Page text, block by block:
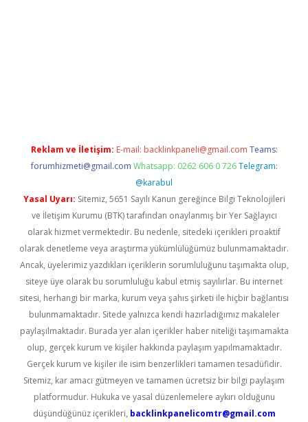
Reklam ve İletişim: E-mail: backlinkpaneli@gmail.com Teams:
forumhizmeti@gmail.com Whatsapp: 0262 606 0 726 Telegram:
@karabul
Yasal Uyarı: Sitemiz, 5651 Sayılı Kanun gereğince Bilgi Teknolojileri
ve İletişim Kurumu (BTK) tarafından onaylanmış bir Yer Sağlayıcı
olarak hizmet vermektedir. Bu nedenle, sitedeki içerikleri proaktif
olarak denetleme veya araştırma yükümlülüğümüz bulunmamaktadır.
Ancak, üyelerimiz yazdıkları içeriklerin sorumluluğunu taşımakta olup,
siteye üye olarak bu sorumluluğu kabul etmiş sayılırlar. Bu internet
sitesi, herhangi bir marka, kurum veya şahıs şirketi ile hiçbir bağlantısı
bulunmamaktadır. Sitede yalnızca kendi hazırladığımız makaleler
paylaşılmaktadır. Burada yer alan içerikler haber niteliği taşımamakta
olup, gerçek kurum ve kişiler hakkında paylaşım yapılmamaktadır.
Gerçek kurum ve kişiler ile isim benzerlikleri tamamen tesadüfidir.
Sitemiz, kar amacı gütmeyen ve tamamen ücretsiz bir bilgi paylaşım
platformudur. Hukuka ve yasal düzenlemelere aykırı olduğunu
düşündüğünüz içerikleri, backlinkpanelicomtr@gmail.com